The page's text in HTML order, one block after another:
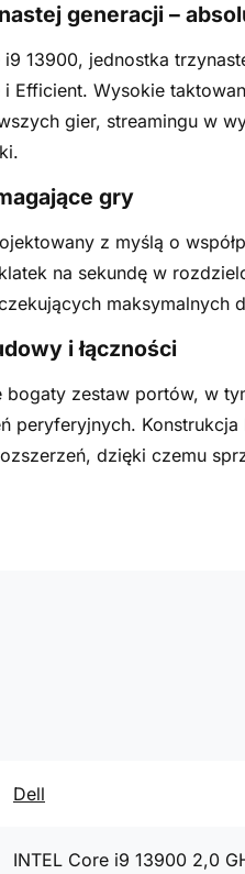
generacji –
13900, jednostka
Efficient. Wysokie
gier, streamingu w
gry
z myślą o
na sekundę w
maksymalnych
i łączności
bogaty zestaw portów, w
peryferyjnych.
dzięki czemu
Dell
INTEL Core i9 13900 2,0